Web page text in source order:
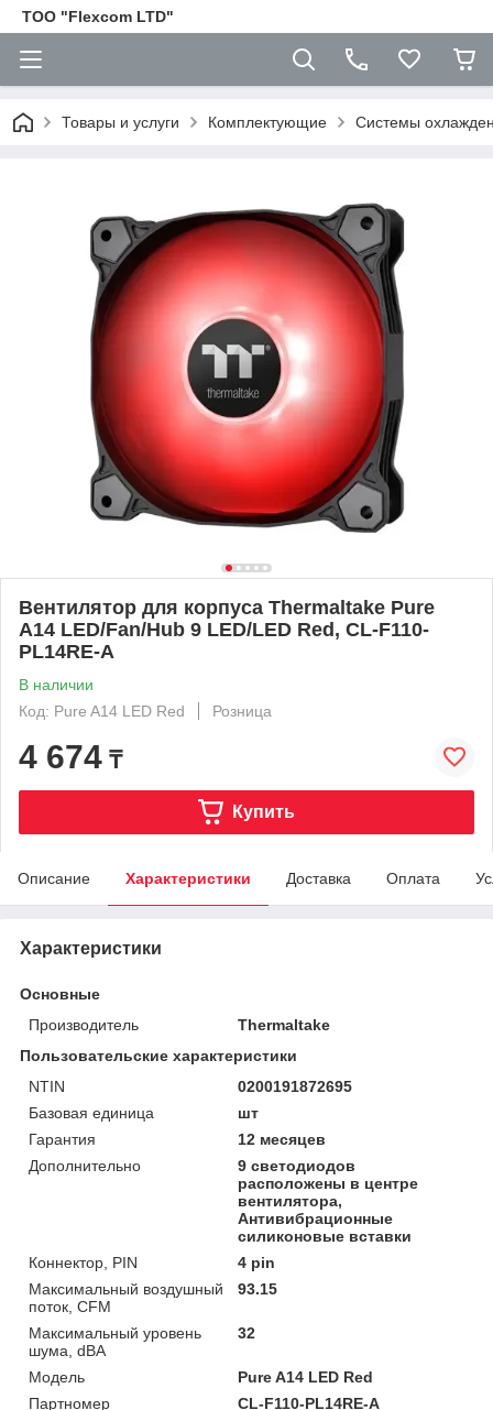
ТОО "Flexcom LTD"
Товары и услуги Комплектующие Cистемы
Вентилятор для корпуса Thermaltake Pure
A14 LED/Fan/Hub 9 LED/LED Red, CL-F110-
PL14RE-A
В наличии
Код: Pure A14 LED Red
Розница
4 674 ₸
Купить
Описание Характеристики Доставка Оплата
Характеристики
Основные
Производитель
Thermaltake
Пользовательские характеристики
NTIN
0200191872695
Базовая единица
шт
Гарантия
12 месяцев
Дополнительно
9 светодиодов
расположены в центре
вентилятора,
Антивибрационные
силиконовые вставки
Коннектор, PIN
4 pin
Максимальный воздушный
поток, CFM
93.15
Максимальный уровень
шума, dBA
32
Модель
Pure A14 LED Red
Партномер
CL-F110-PL14RE-A